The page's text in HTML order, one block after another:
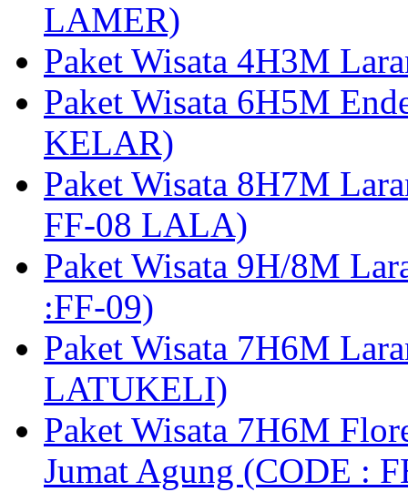
LAMER)
Paket Wisata 4H3M
Paket Wisata 6H5M
KELAR)
Paket Wisata 8H7M
FF-08 LALA)
Paket Wisata 9H/8M
:FF-09)
Paket Wisata 7H6M
LATUKELI)
Paket Wisata 7H6M
Jumat Agung (CODE :